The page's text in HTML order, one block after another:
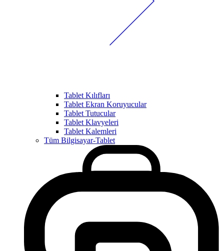
Tablet Kılıfları
Tablet Ekran Koruyucular
Tablet Tutucular
Tablet Klavyeleri
Tablet Kalemleri
Tüm Bilgisayar-Tablet